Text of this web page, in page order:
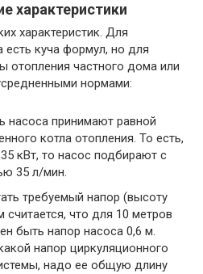
характеристики
характеристик. Для
есть куча формул, но для
отопления частного дома или
нормами:
насоса принимают равной
котла отопления. То есть,
кВт, то насос подбирают с
35 л/мин.
требуемый напор (высоту
что для 10 метров
быть напор насоса 0,6 м.
напор циркуляционного
надо ее общую длину